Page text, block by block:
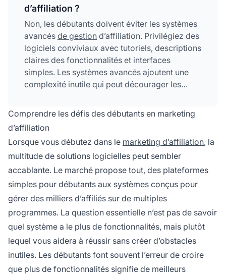
d’affiliation ?
Non, les débutants doivent éviter les systèmes
avancés de gestion d’affiliation. Privilégiez des
logiciels conviviaux avec tutoriels, descriptions
claires des fonctionnalités et interfaces
simples. Les systèmes avancés ajoutent une
complexité inutile qui peut décourager les
Comprendre les défis des débutants en marketing
d’affiliation
Lorsque vous débutez dans le marketing d’affiliation, la
multitude de solutions logicielles peut sembler
accablante. Le marché propose tout, des plateformes
simples pour débutants aux systèmes conçus pour
gérer des milliers d’affiliés sur de multiples
programmes. La question essentielle n’est pas de savoir
quel système a le plus de fonctionnalités, mais plutôt
lequel vous aidera à réussir sans créer d’obstacles
inutiles. Les débutants font souvent l’erreur de croire
que plus de fonctionnalités signifie de meilleurs